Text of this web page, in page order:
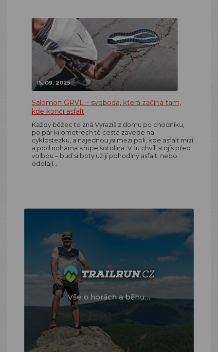
15. 09. 2025
Salomon GRVL – svoboda, která začíná tam,
kde končí asfalt
Každý běžec to zná Vyrazíš z domu po chodníku,
po pár kilometrech tě cesta zavede na
cyklostezku, a najednou jsi mezi poli, kde asfalt mizí
a pod nohama křupe šotolina. V tu chvíli stojíš před
volbou – buď si boty užijí pohodlný asfalt, nebo
odolají…
Vše o horách a běhu…